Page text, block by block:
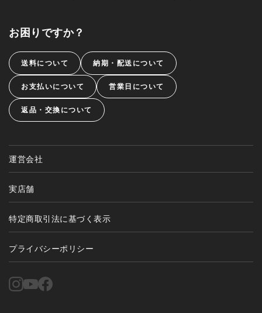
お困りですか？
送料について 納期・配送について
お支払いについて 営業日について
返品・交換について
運営会社
実店舗
特定商取引法に基づく表示
プライバシーポリシー